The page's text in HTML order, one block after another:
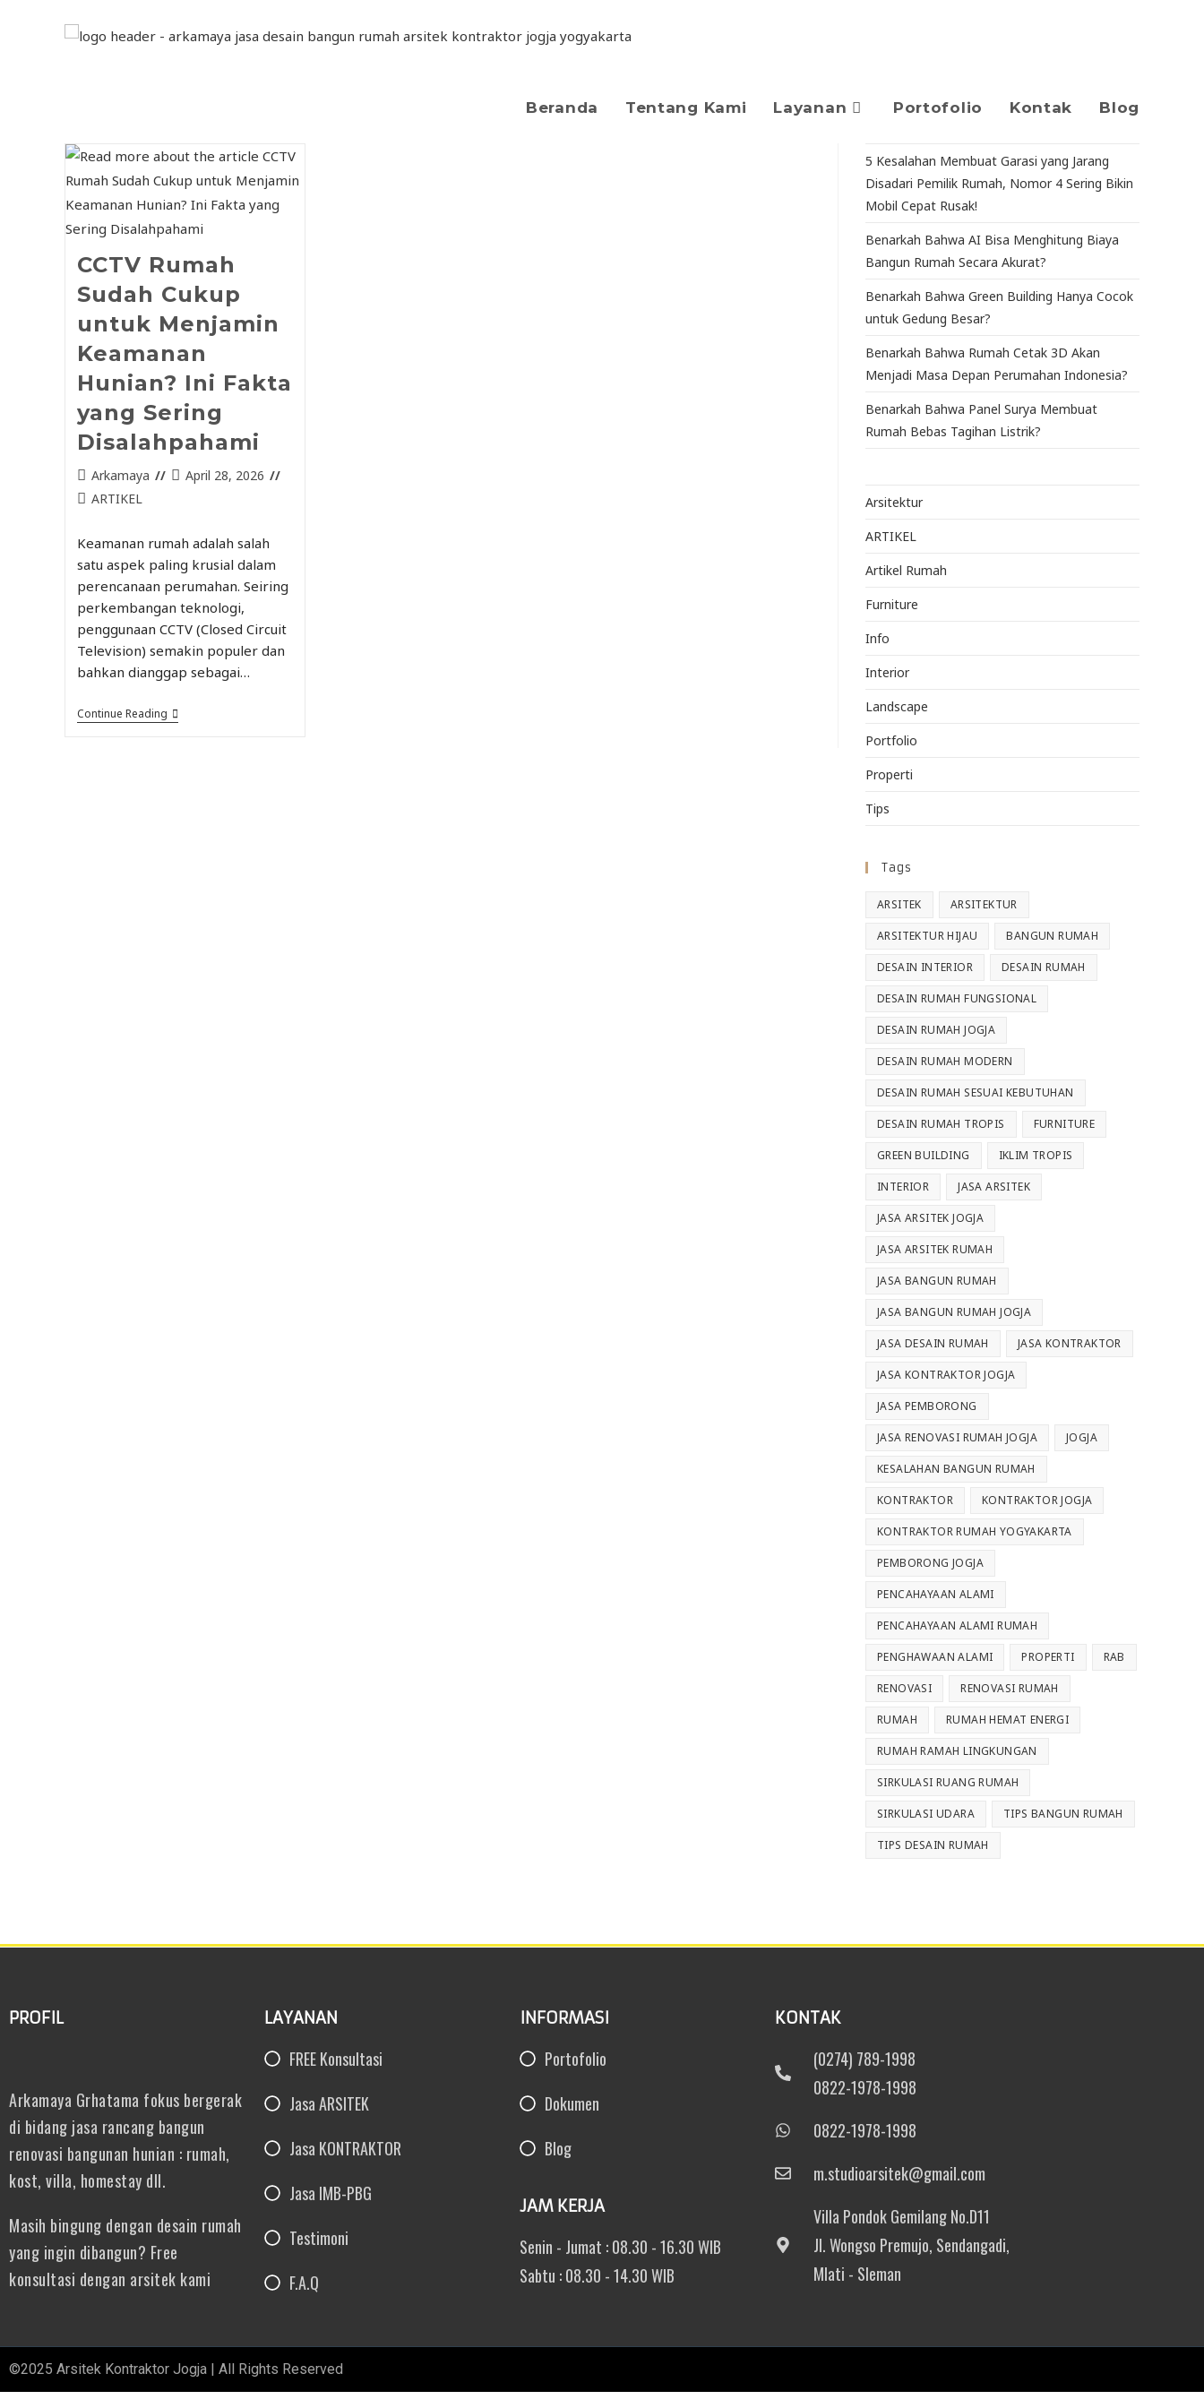
Beranda Tentang Kami Layanan Portofolio Kontak Blog
CCTV Rumah
Sudah Cukup
untuk Menjamin
Keamanan
Hunian? Ini Fakta
yang Sering
Disalahpahami
Arkamaya
April 28, 2026
ARTIKEL
Keamanan rumah adalah salah
satu aspek paling krusial dalam
perencanaan perumahan. Seiring
perkembangan teknologi,
penggunaan CCTV (Closed Circuit
Television) semakin populer dan
bahkan dianggap sebagai…
Continue Reading
5 Kesalahan Membuat Garasi yang Jarang
Disadari Pemilik Rumah, Nomor 4 Sering Bikin
Mobil Cepat Rusak!
Benarkah Bahwa AI Bisa Menghitung Biaya
Bangun Rumah Secara Akurat?
Benarkah Bahwa Green Building Hanya Cocok
untuk Gedung Besar?
Benarkah Bahwa Rumah Cetak 3D Akan
Menjadi Masa Depan Perumahan Indonesia?
Benarkah Bahwa Panel Surya Membuat
Rumah Bebas Tagihan Listrik?
Arsitektur
ARTIKEL
Artikel Rumah
Furniture
Info
Interior
Landscape
Portfolio
Properti
Tips
Tags
ARSITEK ARSITEKTUR
ARSITEKTUR HIJAU BANGUN RUMAH
DESAIN INTERIOR DESAIN RUMAH
DESAIN RUMAH FUNGSIONAL
DESAIN RUMAH JOGJA
DESAIN RUMAH MODERN
DESAIN RUMAH SESUAI KEBUTUHAN
DESAIN RUMAH TROPIS FURNITURE
GREEN BUILDING IKLIM TROPIS
INTERIOR JASA ARSITEK
JASA ARSITEK JOGJA
JASA ARSITEK RUMAH
JASA BANGUN RUMAH
JASA BANGUN RUMAH JOGJA
JASA DESAIN RUMAH JASA KONTRAKTOR
JASA KONTRAKTOR JOGJA
JASA PEMBORONG
JASA RENOVASI RUMAH JOGJA JOGJA
KESALAHAN BANGUN RUMAH
KONTRAKTOR KONTRAKTOR JOGJA
KONTRAKTOR RUMAH YOGYAKARTA
PEMBORONG JOGJA
PENCAHAYAAN ALAMI
PENCAHAYAAN ALAMI RUMAH
PENGHAWAAN ALAMI PROPERTI RAB
RENOVASI RENOVASI RUMAH
RUMAH RUMAH HEMAT ENERGI
RUMAH RAMAH LINGKUNGAN
SIRKULASI RUANG RUMAH
SIRKULASI UDARA TIPS BANGUN RUMAH
TIPS DESAIN RUMAH
PROFIL
Arkamaya Grhatama fokus bergerak
di bidang jasa rancang bangun
renovasi bangunan hunian : rumah,
kost, villa, homestay dll.
Masih bingung dengan desain rumah
yang ingin dibangun? Free
konsultasi dengan arsitek kami
LAYANAN
FREE Konsultasi
Jasa ARSITEK
Jasa KONTRAKTOR
Jasa IMB-PBG
Testimoni
F.A.Q
INFORMASI
Portofolio
Dokumen
Blog
JAM KERJA
Senin - Jumat : 08.30 - 16.30 WIB
Sabtu : 08.30 - 14.30 WIB
KONTAK
(0274) 789-1998
0822-1978-1998
0822-1978-1998
m.studioarsitek@gmail.com
Villa Pondok Gemilang No.D11
Jl. Wongso Premujo, Sendangadi,
Mlati - Sleman
©2025 Arsitek Kontraktor Jogja | All Rights Reserved